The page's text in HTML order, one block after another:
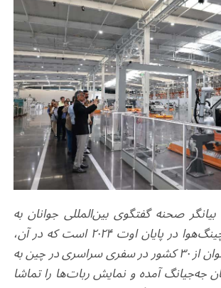
صحنه گفتگوی بین‌المللی جوانان به
میزبانی دانشگاه چینگ‌هوا در پایان اوت ۲۰۲۴ است که در آن،
حدود ۱۰۰ نماینده جوان از ۳۰ کشور در سفری سراسری در چین به
جه‌جیانگ آمده و نمایش ربات‌ها را تماشا